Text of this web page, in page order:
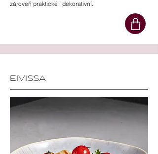
zároveň praktické i dekorativní.
EIVISSA